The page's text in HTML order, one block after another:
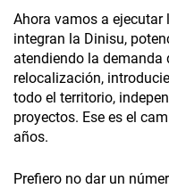
Ahora vamos a
integran la Dinisu,
atendiendo la demanda
relocalización,
todo el territorio,
proyectos. Ese es el
años.
Prefiero no dar un